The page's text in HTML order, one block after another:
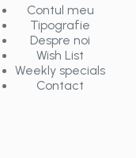
Contul meu
Tipografie
Despre noi
Wish List
Weekly specials
Contact